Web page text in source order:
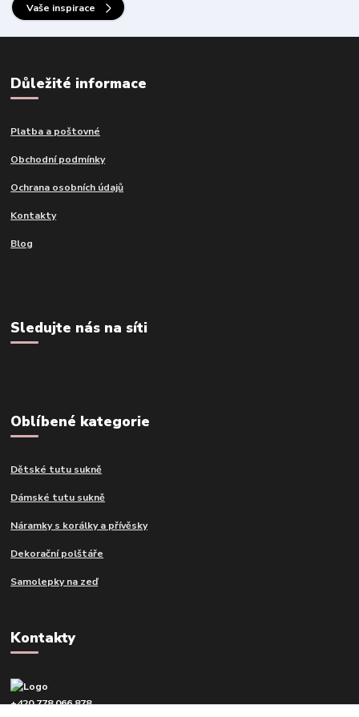
Vaše inspirace
Důležité informace
Platba a poštovné
Obchodní podmínky
Ochrana osobních údajů
Kontakty
Blog
Sledujte nás na síti
Oblíbené kategorie
Dětské tutu sukně
Dámské tutu sukně
Náramky s korálky a přívěsky
Dekorační polštáře
Samolepky na zeď
Kontakty
+420 778 066 878